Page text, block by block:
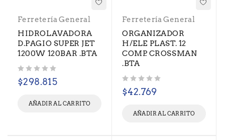
Ferretería General
HIDROLAVADORA
D.PAGIO SUPER JET
1200W 120BAR .BTA
$298.815
AÑADIR AL CARRITO
Ferretería General
ORGANIZADOR
H/ELE PLAST. 12
COMP. CROSSMAN
.BTA
$42.769
AÑADIR AL CARRITO